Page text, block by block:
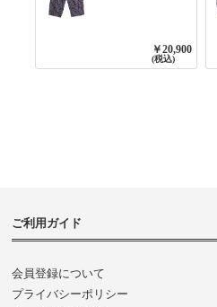
￥20,900
(税込)
ご利用ガイド
会員登録について
プライバシーポリシー